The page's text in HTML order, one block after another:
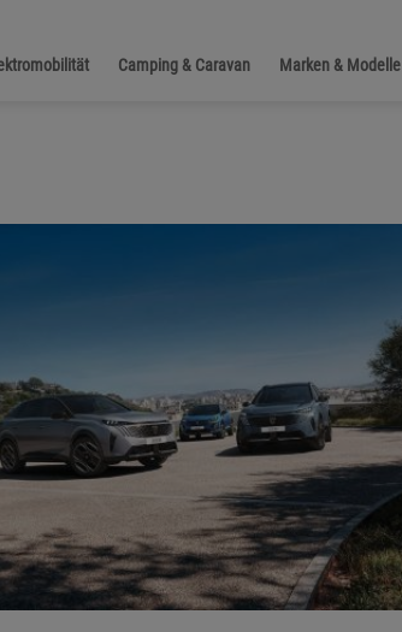
Camping & Caravan Marken & Modelle